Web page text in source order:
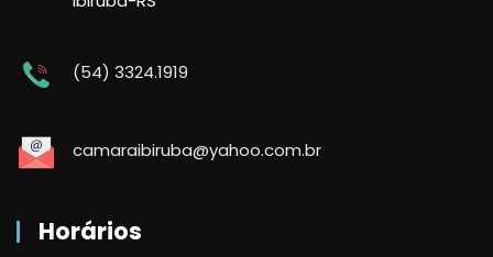
(54) 3324.1919
camaraibiruba@yahoo.com.br
Horários